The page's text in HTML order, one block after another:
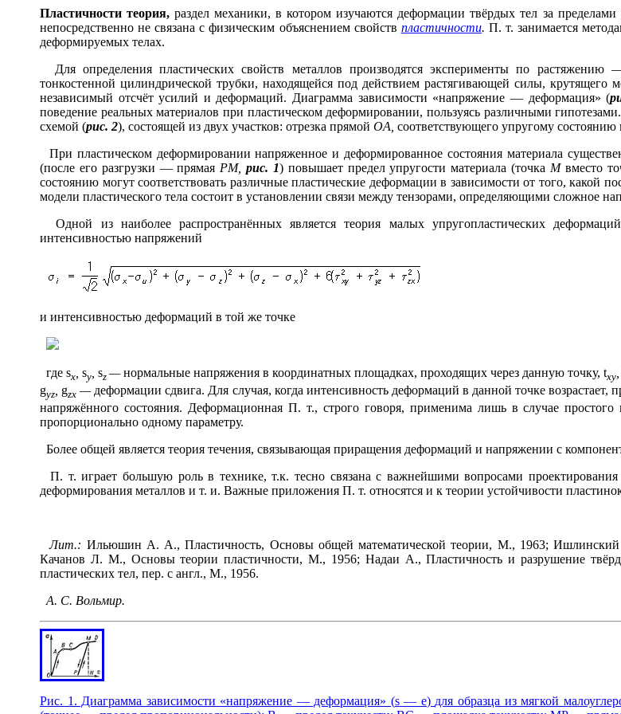
Пластичности теория, раздел механики, в котором изучаются деформации твёрдых тел за
непосредственно не связана с физическим объяснением свойств пластичности. П. т. занимается
деформируемых телах.
Для определения пластических свойств металлов производятся эксперименты по
тонкостенной цилиндрической трубки, находящейся под действием растягивающей силы,
независимый отсчёт усилий и деформаций. Диаграмма зависимости «напряжение — деформация» (
поведение реальных материалов при пластическом деформировании, пользуясь различными
схемой (рис. 2), состоящей из двух участков: отрезка прямой OA, соответствующего упругому состоянию
При пластическом деформировании напряженное и деформированное состояния материала
(после его разгрузки — прямая PM, рис. 1) повышает предел упругости материала (точка Мвместо
состоянию могут соответствовать различные пластические деформации в зависимости от того, какой
модели пластического тела состоит в установлении связи между тензорами, определяющими сложное
Одной из наиболее распространённых является теория малых упругопластических
интенсивностью напряжений
и интенсивностью деформаций в той же точке
где sx sy sz —нормальные напряжения в координатных площадках, проходящих через данную точку, txy
gyz gzx —деформации сдвига. Для случая, когда интенсивность деформаций в данной точке возрастает,
напряжённого состояния. Деформационная П. т., строго говоря, применима лишь в случае
пропорционально одному параметру.
Более общей является теория течения, связывающая приращения деформаций и напряжении с
П. т. играет большую роль в технике, т.к. тесно связана с важнейшими вопросами проектирования
деформирования металлов и т. и. Важные приложения П. т. относятся и к теории устойчивости
Лит.: Ильюшин А. А., Пластичность, Основы общей математической теории, М., 1963;
Качанов Л. М., Основы теории пластичности, М., 1956; Надаи А., Пластичность и разрушение
пластических тел, пер. с англ., М., 1956.
А. С. Вольмир.
Рис. 1. Диаграмма зависимости «напряжение — деформация» (s— e) для образца из мягкой